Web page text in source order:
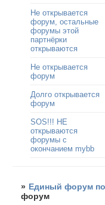
Не открывается
форум, остальные
форумы этой
партнёрки
открываются
Не открывается
форум
Долго открывается
форум
SOS!!! НЕ
открываются
форумы с
окончанием mybb
» Единый форум
форум